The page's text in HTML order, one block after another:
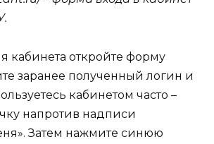
кабинета откройте форму
заранее полученный логин и
кабинетом часто –
напротив надписи
Затем нажмите синюю